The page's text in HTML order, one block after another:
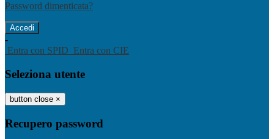
Password dimenticata?
-
Entra con SPID Entra con CIE
Seleziona utente
button close ×
Recupero password